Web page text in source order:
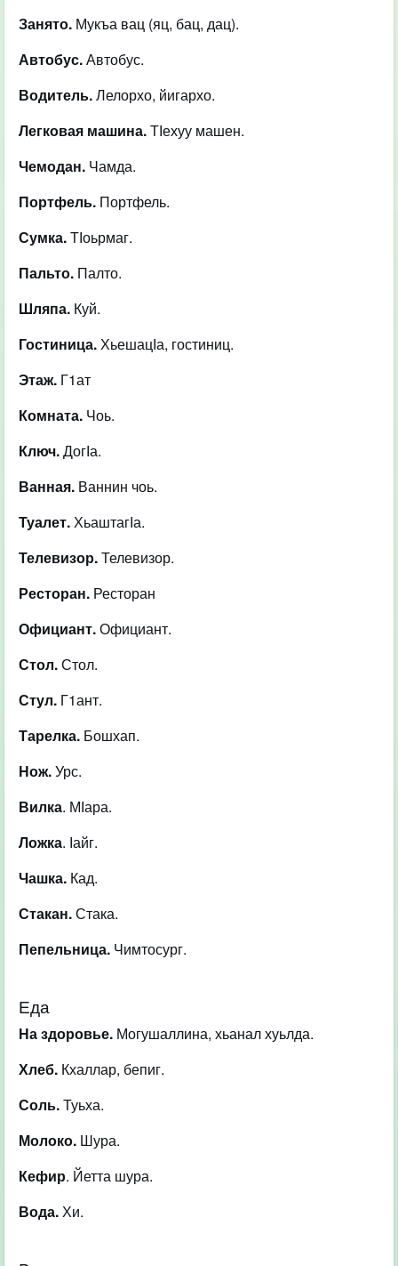
Занято. Мукъа вац (яц, бац, дац).
Автобус.Автобус.
Водитель.Лелорхо, йигархо.
Легковая машина.ТІехуу машен.
Чемодан. Чамда.
Портфель. Портфель.
Сумка.ТІоьрмаг.
Пальто. Палто.
Шляпа. Куй.
Гостиница.ХьешацІа, гостиниц.
Этаж. Г1ат
Комната. Чоь.
Ключ.ДогІа.
Ванная. Ваннин чоь.
Туалет.ХьаштагІа.
Телевизор.Телевизор.
Ресторан. Ресторан
Официант.Официант.
Стол.Стол.
Стул. Г1ант.
Тарелка. Бошхап.
Нож.Урс.
Вилка. МІара.
Ложка. Іайг.
Чашка. Кад.
Стакан.Стака.
Пепельница. Чимтосург.
Еда
На здоровье. Могушаллина, хьанал хуьлда.
Хлеб. Кхаллар, бепиг.
Соль.Туьха.
Молоко. Шура.
Кефир. Йетта шура.
Вода.Хи.